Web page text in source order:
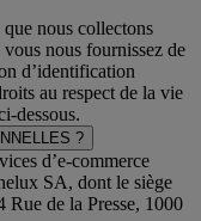
nous collectons
nous fournissez de
d’identification
au respect de la vie
dessous.
?
d’e-commerce
SA, dont le siège
de la Presse, 1000